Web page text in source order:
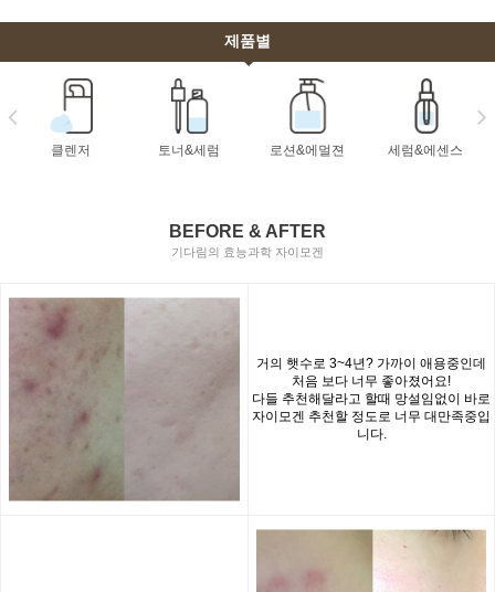
제품별
클렌저 토너&세럼 로션&에멀젼 세럼&에센스
BEFORE & AFTER
기다림의 효능과학 자이모겐
거의 햇수로 3~4년? 가까이 애용중인데
처음 보다 너무 좋아졌어요!
다들 추천해달라고 할때 망설임없이 바로
자이모겐 추천할 정도로 너무 대만족중입
니다.